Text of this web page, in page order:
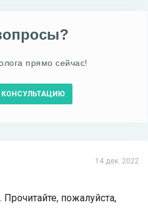
прямо сейчас!
КОНСУЛЬТАЦИЮ
14 дек. 2022
пожалуйста,